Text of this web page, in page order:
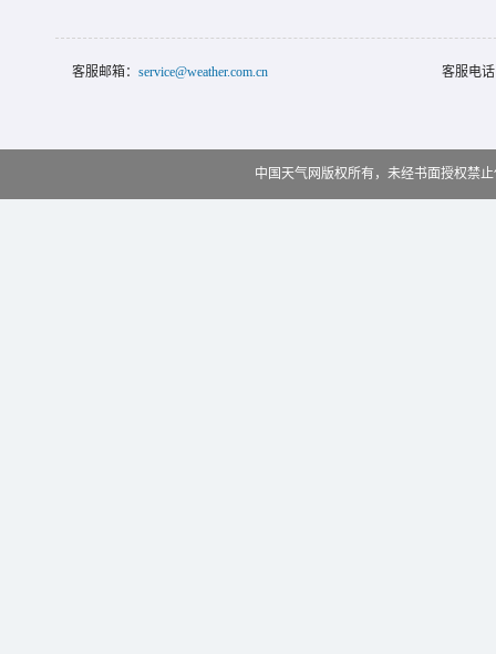
客服邮箱： service@weather.com.cn 客服电
中国天气网版权所有，未经书面授权